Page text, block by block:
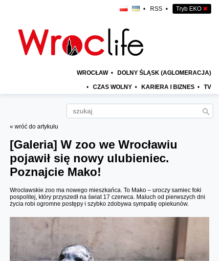
• RSS • Tryb EKO ✖
WROCŁAW • DOLNY ŚLĄSK (AGLOMERACJA)
• CZAS WOLNY • KARIERA I BIZNES • TV
« wróć do artykułu
[Galeria] W zoo we Wrocławiu
pojawił się nowy ulubieniec.
Poznajcie Mako!
Wrocławskie zoo ma nowego mieszkańca. To Mako – uroczy samiec foki
pospolitej, który przyszedł na świat 17 czerwca. Maluch od pierwszych dni
życia robi ogromne postępy i szybko zdobywa sympatię opiekunów.